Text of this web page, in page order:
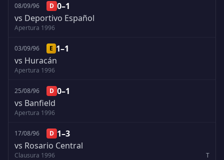
08/09/96 D 0–1
vs Deportivo Español
Apertura 1996
03/09/96 E 1–1
vs Huracán
Apertura 1996
25/08/96 D 0–1
vs Banfield
Apertura 1996
17/08/96 D 1–3
vs Rosario Central
Clausura 1996 T